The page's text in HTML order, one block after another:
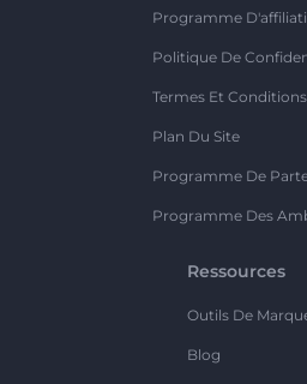
Programme
Politique De
Termes Et Conditions
Plan Du Site
Programme De
Programme Des
Ressources
Outils De
Blog